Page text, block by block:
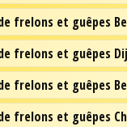
frelons et guêpes
frelons et guêpes
frelons et guêpes
frelons et guêpes